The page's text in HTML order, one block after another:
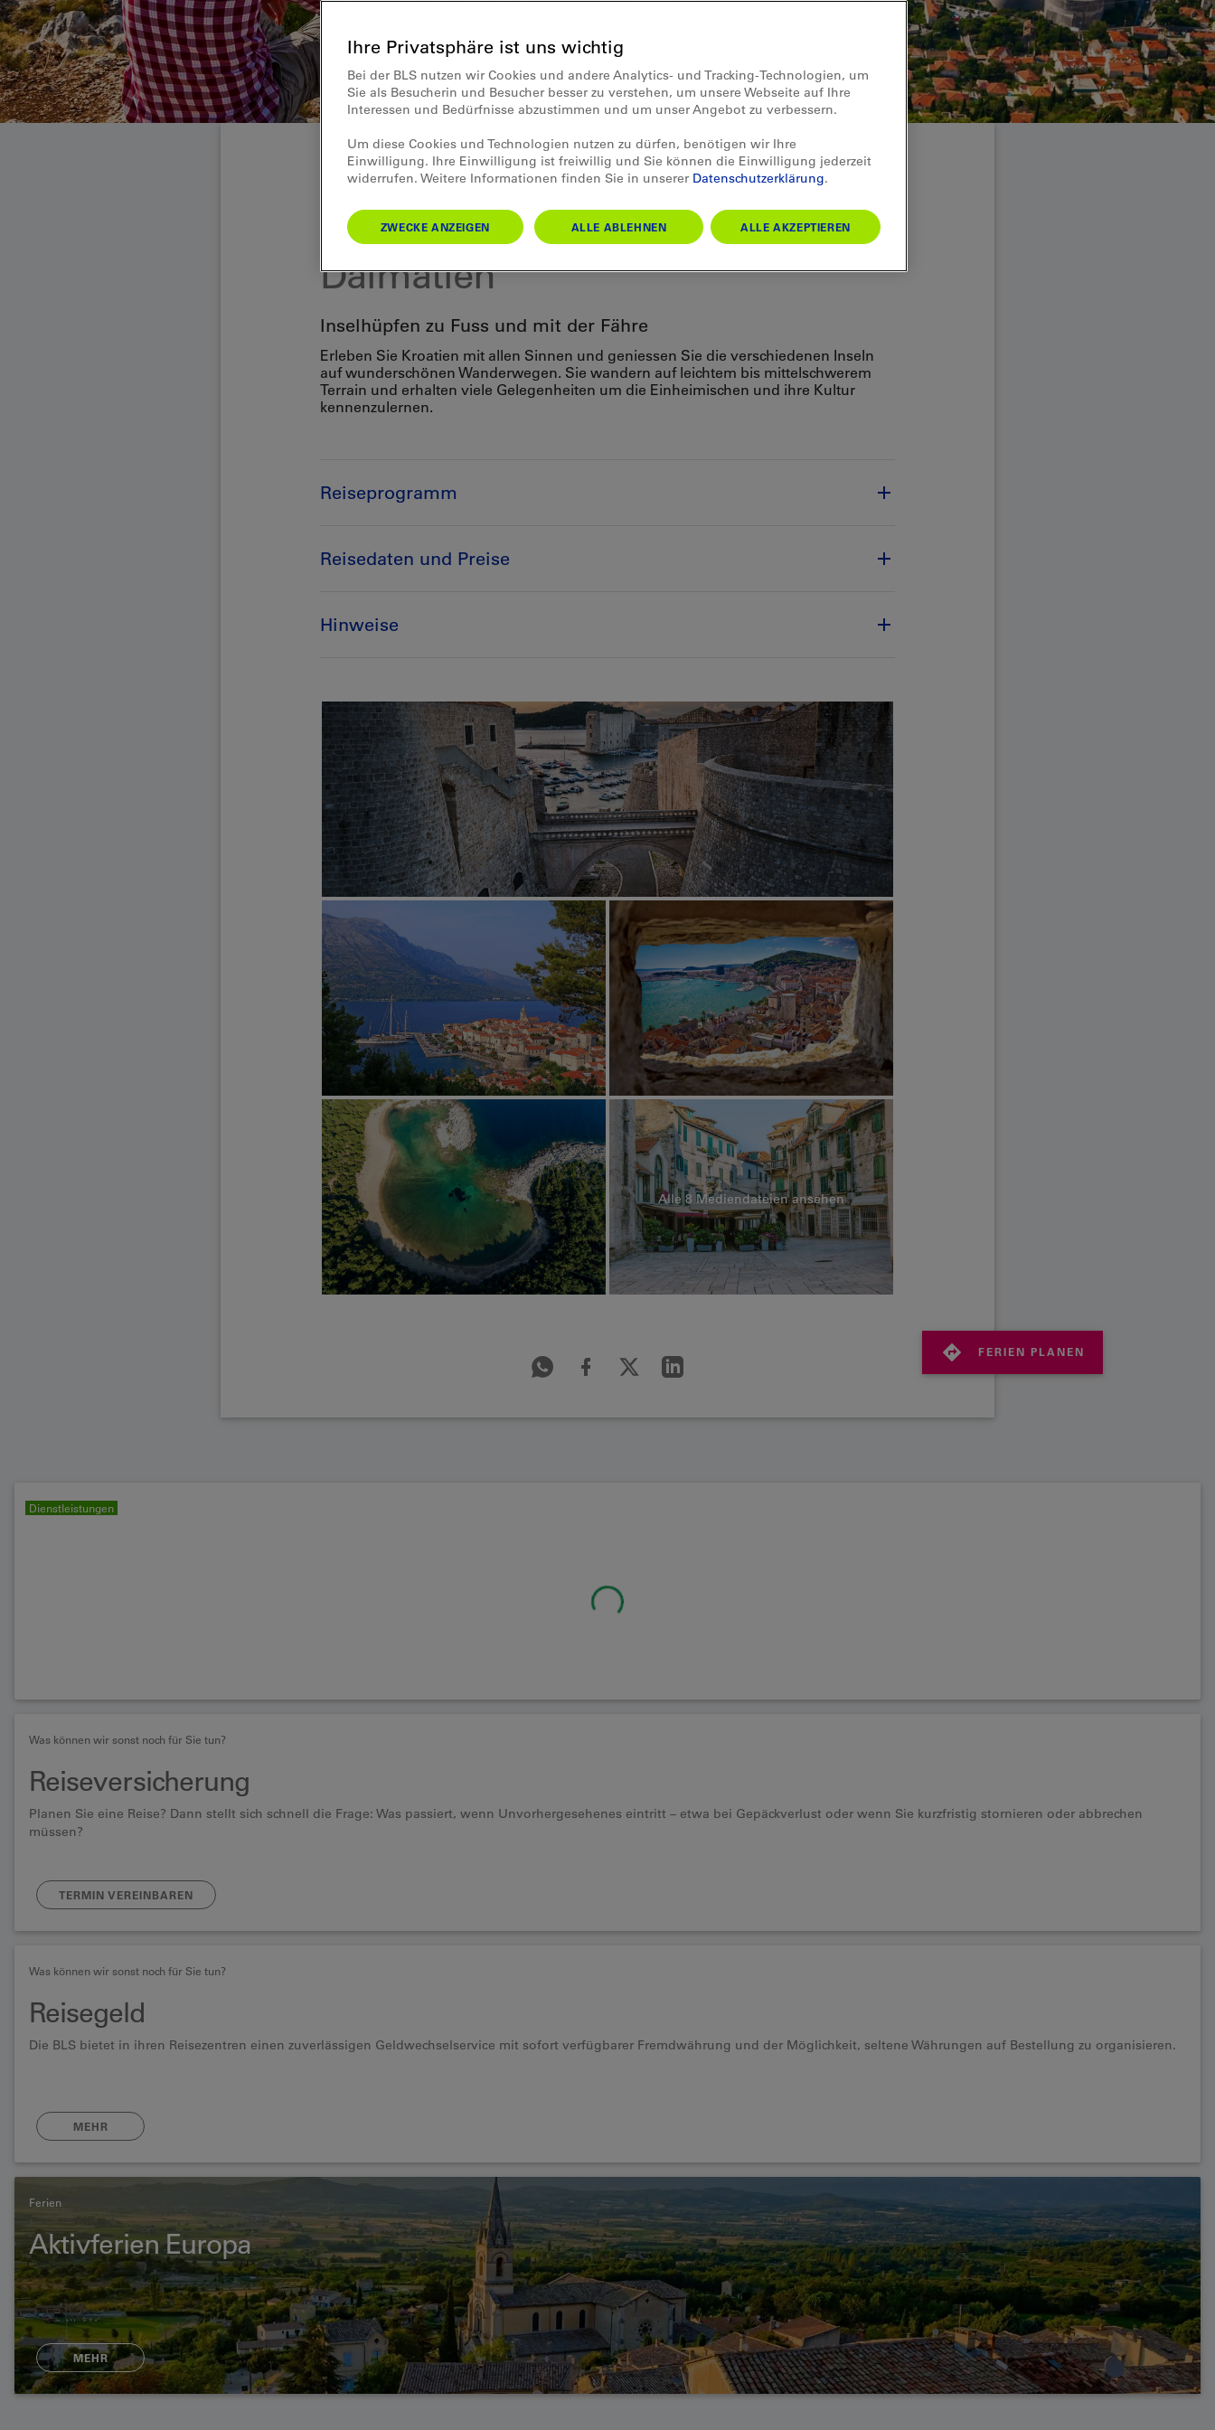
Aktivferien Europa
Wandern im Inselparadies
Dalmatien
Inselhüpfen zu Fuss und mit der Fähre
Erleben Sie Kroatien mit allen Sinnen und geniessen Sie die verschiedenen Inseln
auf wunderschönen Wanderwegen. Sie wandern auf leichtem bis mittelschwerem
Terrain und erhalten viele Gelegenheiten um die Einheimischen und ihre Kultur
kennenzulernen.
Reiseprogramm
Reisedaten und Preise
Hinweise
Alle 8 Mediendateien ansehen
FERIEN PLANEN
Dienstleistungen
Was können wir sonst noch für Sie tun?
Reiseversicherung
Planen Sie eine Reise? Dann stellt sich schnell die Frage: Was passiert, wenn Unvorhergesehenes eintritt – etwa bei Gepäckverlust oder wenn Sie kurzfristig stornieren oder abbrechen
müssen?
TERMIN VEREINBAREN
Was können wir sonst noch für Sie tun?
Reisegeld
Die BLS bietet in ihren Reisezentren einen zuverlässigen Geldwechselservice mit sofort verfügbarer Fremdwährung und der Möglichkeit, seltene Währungen auf Bestellung zu organisieren.
MEHR
Ferien
Aktivferien Europa
MEHR
Ihre Privatsphäre ist uns wichtig
Bei der BLS nutzen wir Cookies und andere Analytics- und Tracking-Technologien, um
Sie als Besucherin und Besucher besser zu verstehen, um unsere Webseite auf Ihre
Interessen und Bedürfnisse abzustimmen und um unser Angebot zu verbessern.
Um diese Cookies und Technologien nutzen zu dürfen, benötigen wir Ihre
Einwilligung. Ihre Einwilligung ist freiwillig und Sie können die Einwilligung jederzeit
widerrufen. Weitere Informationen finden Sie in unserer Datenschutzerklärung.
ZWECKE ANZEIGEN ALLE ABLEHNEN ALLE AKZEPTIEREN